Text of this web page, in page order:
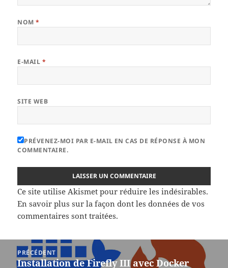
NOM*
E-MAIL *
SITE WEB
PRÉVENEZ-MOI PAR E-MAIL EN CAS DE RÉPONSE À MON
COMMENTAIRE.
Ce site utilise Akismet pour réduire les indésirables.
En savoir plus sur la façon dont les données de vos
commentaires sont traitées.
Navigation
PRÉCÉDENT
Article
Installation de Firefly III avec Docker